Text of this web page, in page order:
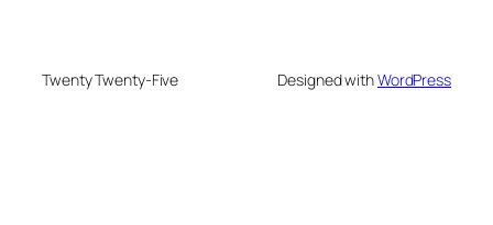
Twenty Twenty-Five Designed withWordPress